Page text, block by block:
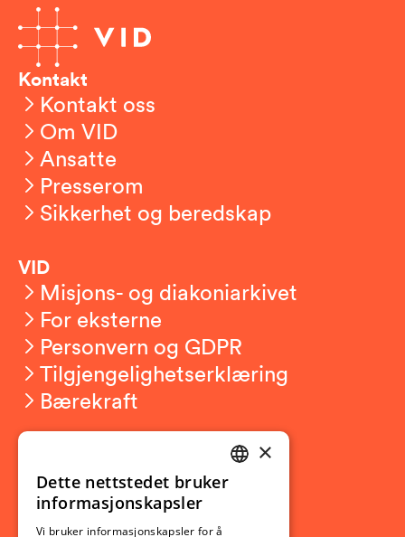
Kontakt
Kontakt oss
Om VID
Ansatte
Presserom
Sikkerhet og beredskap
VID
Misjons- og diakoniarkivet
For eksterne
Personvern og GDPR
Tilgjengelighetserklæring
Bærekraft
Ny student
Utveksling
NORWEGIAN
×
Dette nettstedet bruker
informasjonskapsler
Vi bruker informasjonskapsler for å